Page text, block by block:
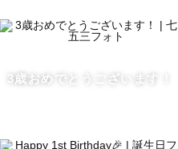
・チェキ
・フラッグガーランド
3歳おめでとうございます！